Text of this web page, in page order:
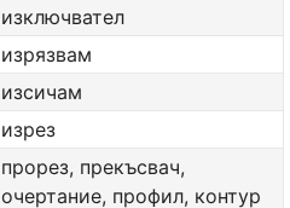
изключвател
изрязвам
изсичам
изрез
прорез, прекъсвач,
очертание, профил, контур